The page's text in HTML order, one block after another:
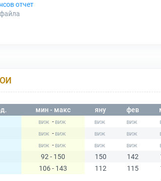
отчет
файла
мин - макс яну фев
-
-
-
92 - 150 150 142
106 - 143 112 115